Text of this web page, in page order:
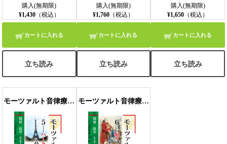
◎言語のパスバンドと音のカーテン＝こころのパスバンド
◎子供の教育にとってとっても大事な聴覚教育の提案
◎表現力、記憶力、学習力を高めるには耳の成長が止まる十一歳まで
に
◎トマティスの英語耳トレーニングは子供の潜在能力まで開花させる
聴覚教育
購入(無期限)
¥1,430（税込）
カートに入れる
立ち読み
購入(無期限)
¥1,760 （税込）
カートに入れる
立ち読み
購入(無期限)
¥1,650 （税込）
カートに入れる
立ち読み
モーツァルト音律療法５――ハートから幸運を導く高周波の秘密 モーツァルト音律療法６――怒りや悲しみを乗り越える名曲の処方箋